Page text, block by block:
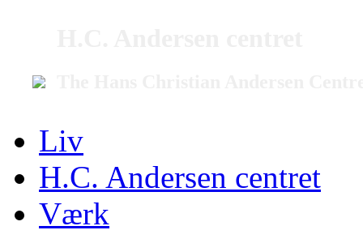
Liv
H.C. Andersen centret
Værk